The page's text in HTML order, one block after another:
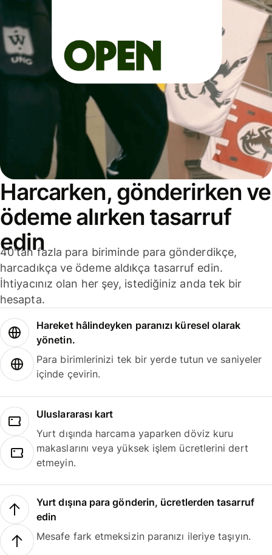
Harcarken, gönderirken ve
ödeme alırken tasarruf
edin
40'tan fazla para biriminde para gönderdikçe,
harcadıkça ve ödeme aldıkça tasarruf edin.
İhtiyacınız olan her şey, istediğiniz anda tek bir
hesapta.
Hareket hâlindeyken paranızı küresel olarak
yönetin.
Para birimlerinizi tek bir yerde tutun ve saniyeler
içinde çevirin.
Uluslararası kart
Yurt dışında harcama yaparken döviz kuru
makaslarını veya yüksek işlem ücretlerini dert
etmeyin.
Yurt dışına para gönderin, ücretlerden tasarruf
edin
Mesafe fark etmeksizin paranızı ileriye taşıyın.